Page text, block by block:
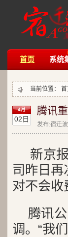
首页 系统
当前位置： 首
4月
02日
腾讯
发布:宿迁
新京
司昨日再
对不会收
腾讯
调。“我